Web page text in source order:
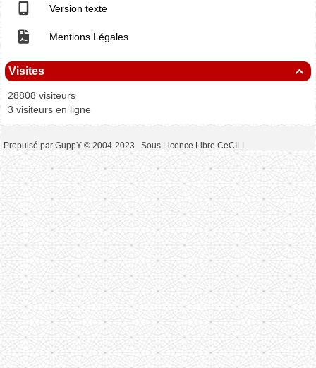
Version texte
Mentions Légales

Visites
28808 visiteurs
3 visiteurs en ligne
Propulsé par GuppY © 2004-2023 Sous Licence Libre CeCILL